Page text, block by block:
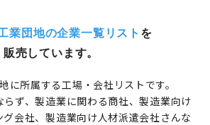
業団地の企業一覧リスト を
販売しています。
に所属する工場・会社リストです。
らず、製造業に関わる商社、製造業向け
会社、製造業向け人材派遣会社さんな